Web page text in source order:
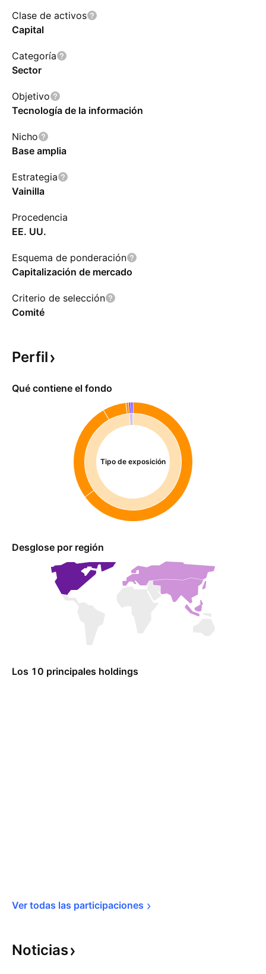
Clase de activos
Capital
Categoría
Sector
Objetivo
Tecnología de la información
Nicho
Base amplia
Estrategia
Vainilla
Procedencia
EE. UU.
Esquema de ponderación
Capitalización de mercado
Criterio de selección
Comité
Perfil
Qué contiene el fondo
Tipo de exposición
Desglose por región
Los 10 principales holdings
Ver todas las participaciones
Noticias